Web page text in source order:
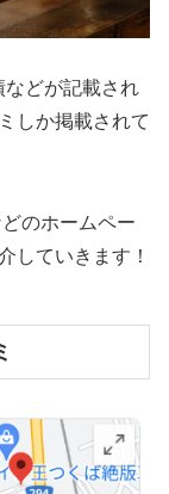
どが記載され
しか掲載されて
のホームペー
していきます！